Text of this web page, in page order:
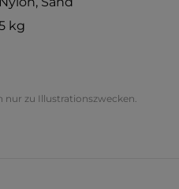
kg
nur zu Illustrationszwecken.